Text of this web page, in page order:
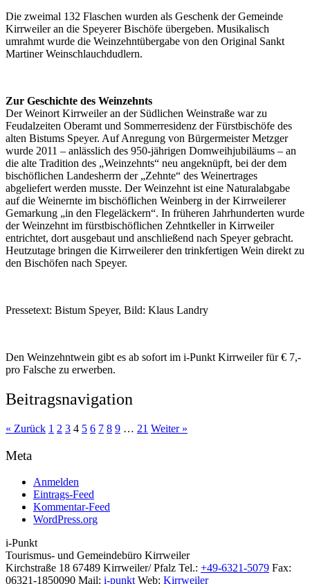
Die zweimal 132 Flaschen wurden als Geschenk der Gemeinde
Kirrweiler an die Speyerer Bischöfe übergeben. Musikalisch
umrahmt wurde die Weinzehntübergabe von den Original Sankt
Martiner Weinschlauchdudlern.
Zur Geschichte des Weinzehnts
Der Weinort Kirrweiler an der Südlichen Weinstraße war zu
Feudalzeiten Oberamt und Sommerresidenz der Fürstbischöfe des
alten Bistums Speyer. Auf Anregung von Bürgermeister Metzger
wurde 2011 – anlässlich des 950-jährigen Domweihjubiläums – an
die alte Tradition des „Weinzehnts“ neu angeknüpft, bei der dem
bischöflichen Landesherrn der „Zehnte“ des Weinertrages
abgeliefert werden musste. Der Weinzehnt ist eine Naturalabgabe
auf die Weinernte im bischöflichen Weinberg in der Kirrweilerer
Gemarkung „in den Flegeläckern“. In früheren Jahrhunderten wurde
der Weinzehnt im fürstbischöflichen Zehntkeller in Kirrweiler
entrichtet, dort ausgebaut und anschließend nach Speyer gebracht.
Heutzutage bringen die Kirrweilerer den trinkfertigen Wein direkt zu
den Bischöfen nach Speyer.
Pressetext: Bistum Speyer, Bild: Klaus Landry
Den Weinzehntwein gibt es ab sofort im i-Punkt Kirrweiler für € 7,-
pro Falsche zu erwerben.
Beitragsnavigation
« Zurück 1 2 3 4 5 6 7 8 9 … 21 Weiter »
Meta
Anmelden
Eintrags-Feed
Kommentar-Feed
WordPress.org
i-Punkt
Tourismus- und Gemeindebüro Kirrweiler
Kirchstraße 18 67489 Kirrweiler/ Pfalz Tel.: +49-6321-5079 Fax:
06321-1850090 Mail: i-punkt Web: Kirrweiler